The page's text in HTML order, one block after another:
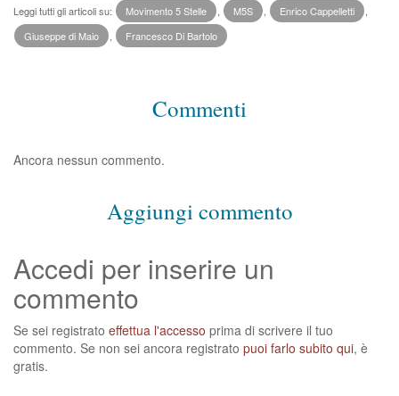
Leggi tutti gli articoli su: Movimento 5 Stelle M5S Enrico Cappelletti
Giuseppe di Maio
Francesco Di Bartolo
Commenti
Ancora nessun commento.
Aggiungi commento
Accedi per inserire un
commento
Se sei registrato effettua l'accesso prima di scrivere il tuo
commento. Se non sei ancora registrato puoi farlo subito qui, è
gratis.